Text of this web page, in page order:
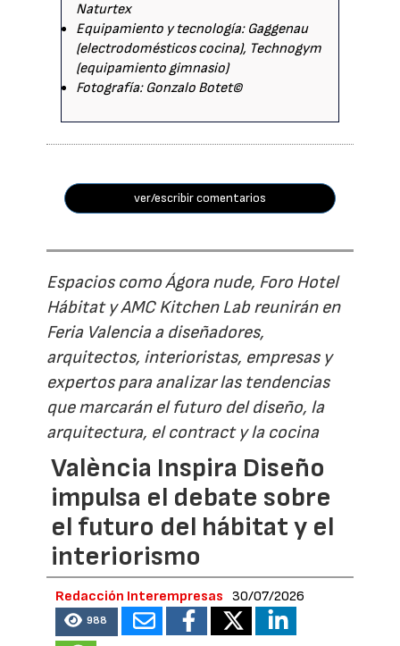
Naturtex
Equipamiento y tecnología: Gaggenau
(electrodomésticos cocina), Technogym
(equipamiento gimnasio)
Fotografía: Gonzalo Botet©
ver/escribir comentarios
Espacios como Ágora nude, Foro Hotel
Hábitat y AMC Kitchen Lab reunirán en
Feria Valencia a diseñadores,
arquitectos, interioristas, empresas y
expertos para analizar las tendencias
que marcarán el futuro del diseño, la
arquitectura, el contract y la cocina
València Inspira Diseño
impulsa el debate sobre
el futuro del hábitat y el
interiorismo
Redacción Interempresas 30/07/2026
988